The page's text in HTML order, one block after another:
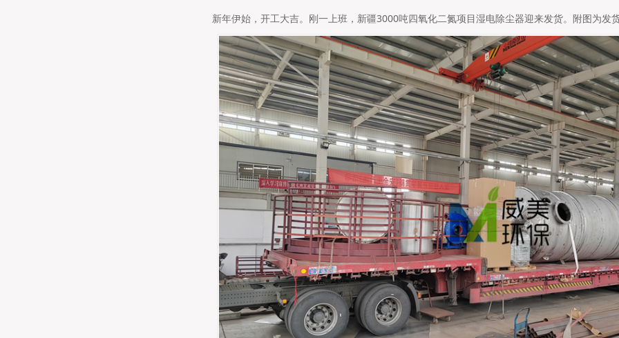
新年伊始，开工大吉。刚一上班，新疆3000吨四氧化二氮项目湿电除尘器迎来发货。附图为发